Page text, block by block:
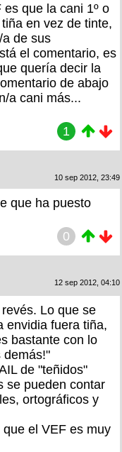
que la cani 1º o
en vez de tinte,
de sus
el comentario, es
quería decir la
de abajo
a cani más...
1
10 sep 2012, 23:49
que ha puesto
0
12 sep 2012, 04:10
Lo que se
envidia fuera tiña,
bastante con lo
demás!"
de "teñidos"
se pueden contar
ortográficos y
el VEF es muy